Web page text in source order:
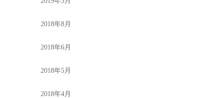
2018年8月
2018年6月
2018年5月
2018年4月